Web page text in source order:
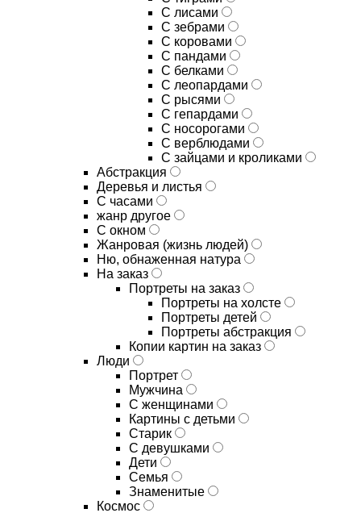
С лисами
С зебрами
С коровами
С пандами
С белками
С леопардами
С рысями
С гепардами
С носорогами
С верблюдами
С зайцами и кроликами
Абстракция
Деревья и листья
С часами
жанр другое
С окном
Жанровая (жизнь людей)
Ню, обнаженная натура
На заказ
Портреты на заказ
Портреты на холсте
Портреты детей
Портреты абстракция
Копии картин на заказ
Люди
Портрет
Мужчина
С женщинами
Картины с детьми
Старик
С девушками
Дети
Семья
Знаменитые
Космос